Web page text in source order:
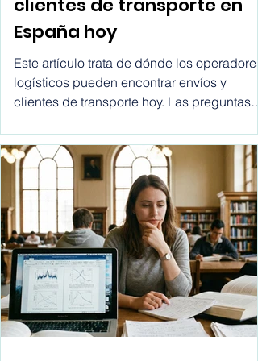
Dónde encontrar envíos y
clientes de transporte en
España hoy
Este artículo trata de dónde los operadores
clientes de transporte hoy. Las preguntas
más comunes que hacen los comerciales
son: ¿dónde encontrar clientes para
empresas de transporte? ¿cómo recibir
solicitudes de envío? ¿cómo dejar de
depender de intermediarios? Este artículo
responde a esas preguntas desde una
perspectiva práctica y al final te daremos
los pasos exactos de cómo conseguir
clientes transporte para tu empresa de
servicios lo